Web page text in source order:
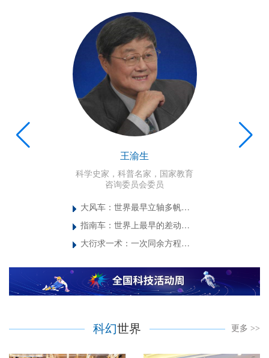
王渝生
科学史家，科普名家，国家教育
咨询委员会委员
大
风车：世界最早立轴多帆风力机械
指
南车：世界上最早的差动齿轮机械装置
大
衍求一术：一次同余方程组解法
科幻世界 更多 >>